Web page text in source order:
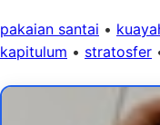
pakaian santai •
kapitulum • stratosfer